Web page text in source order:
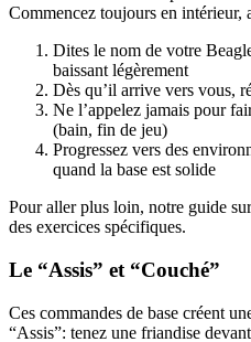
Commencez toujours en intérieur,
Dites le nom de votre
baissant légèrement
Dès qu’il arrive vers vous,
Ne l’appelez jamais pour
(bain, fin de jeu)
Progressez vers des
quand la base est solide
Pour aller plus loin, notre guide
des exercices spécifiques.
Le “Assis” et “Couché”
Ces commandes de base créent
“Assis”: tenez une friandise